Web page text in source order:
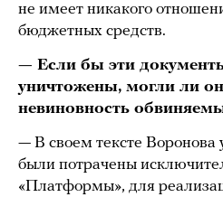
не имеет никакого
бюджетных средств.
— Если бы эти
уничтожены, могли ли
невиновность
— В своем тексте Воронова
были потрачены
«Платформы», для